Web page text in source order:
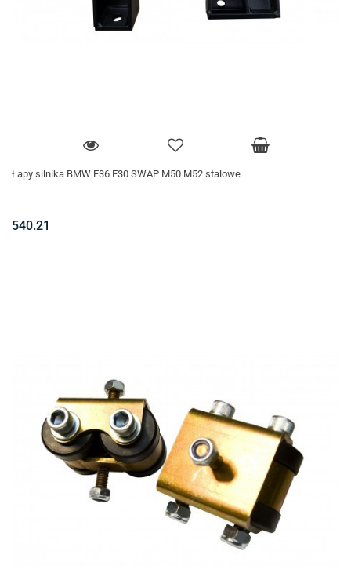
Łapy silnika BMW E36 E30 SWAP M50 M52 stalowe
540.21